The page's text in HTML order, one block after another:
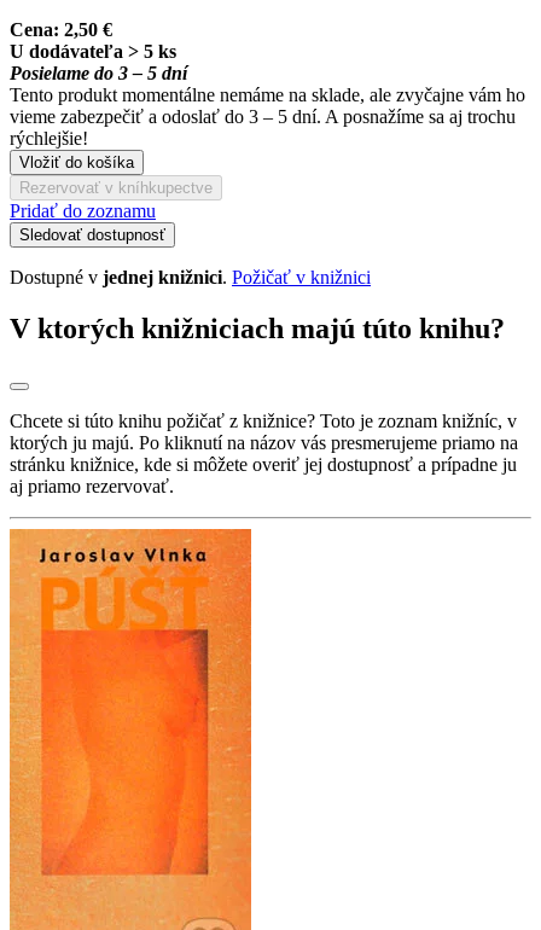
Cena: 2,50 €
U dodávateľa > 5 ks
Posielame do 3 – 5 dní
Tento produkt momentálne nemáme na sklade, ale zvyčajne vám ho
vieme zabezpečiť a odoslať do 3 – 5 dní. A posnažíme sa aj trochu
rýchlejšie!
Vložiť do košíka
Rezervovať v kníhkupectve
Pridať do zoznamu
Sledovať dostupnosť
Dostupné v jednej knižnici. Požičať v knižnici
V ktorých knižniciach majú túto knihu?
Chcete si túto knihu požičať z knižnice? Toto je zoznam knižníc, v
ktorých ju majú. Po kliknutí na názov vás presmerujeme priamo na
stránku knižnice, kde si môžete overiť jej dostupnosť a prípadne ju
aj priamo rezervovať.